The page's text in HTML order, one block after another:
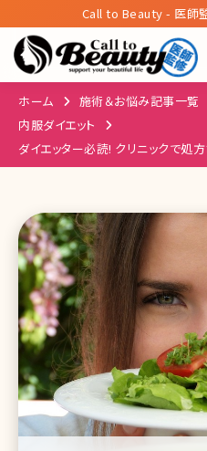
Call to Beauty - 医師
ホーム 施術＆お悩み記事一覧
内服ダイエット
ダイエッター必読! クリニックで処
もたらすサプリメントを解説